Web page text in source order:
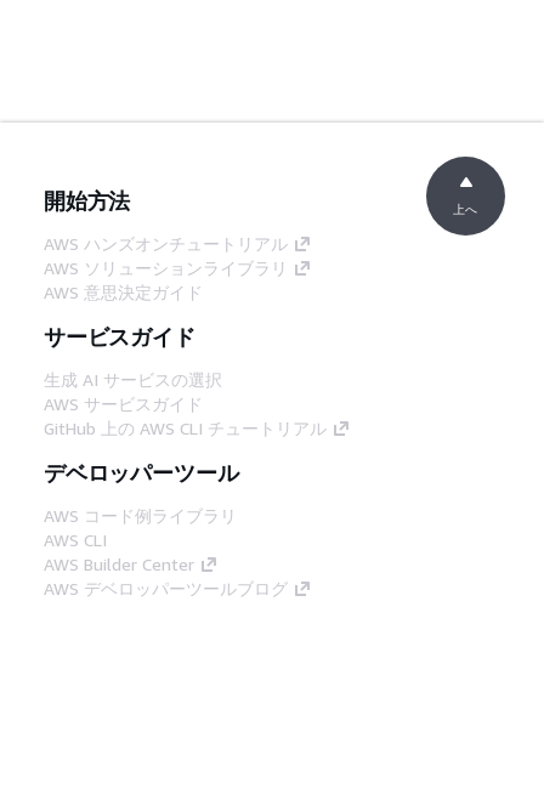
開始方法
AWS ハンズオンチュートリアル
AWS ソリューションライブラリ
AWS 意思決定ガイド
サービスガイド
生成 AI サービスの選択
AWS サービスガイド
GitHub 上の AWS CLI チュートリアル
デベロッパーツール
AWS コード例ライブラリ
AWS CLI
AWS Builder Center
AWS デベロッパーツールブログ
上へ